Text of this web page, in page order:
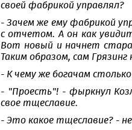
своей фабрикой управлял?
- Зачем же ему фабрикой
с отчетом. А он как
Вот новый и начнет
Таким образом, сам
- К чему же богачам
- "Проесть"! - фыркнул
свое тщеславие.
- Это какое тщеславие? -